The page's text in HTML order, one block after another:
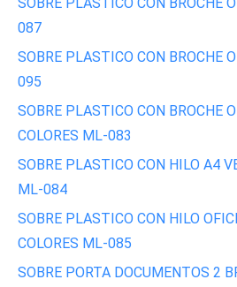
087
SOBRE PLASTICO CON BROCHE
095
SOBRE PLASTICO CON BROCHE
COLORES ML-083
SOBRE PLASTICO CON HILO A4
ML-084
SOBRE PLASTICO CON HILO
COLORES ML-085
SOBRE PORTA DOCUMENTOS 2